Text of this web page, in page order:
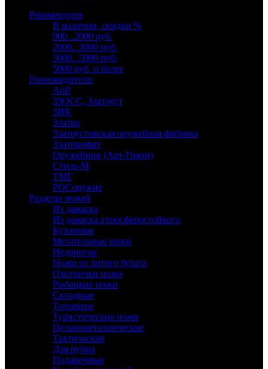
Рекомендуем
В наличии, скидки %
900...2000 руб.
2000...3000 руб.
3000...5000 руб.
5000 руб. и более
Производители
АиР
ЗЗОСС, Златоуст
ЗИК
Златко
Златоустовская оружейная фабрика
Златпрофит
Оружейник (Арт-Грани)
Стиль-М
ТМГ
РОСоружие
Разделы ножей
Из дамаска
Из дамаска атмосферостойкого
Кухонные
Метательные ножи
Недорогие
Ножи из литого булата
Охотничьи ножи
Рыбацкие ножи
Складные
Топорики
Туристические ножи
Цельнометаллические
Тактические
Для рубки
Подарочные